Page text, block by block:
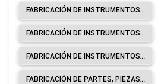
FABRICACIÓN DE INSTRUMENTOS DE CUERDA, INSTRUMENTOS DE CUERDA CON TECLADO, INCLUIDOS PIANOS AUTOMÁTICOS, GUITARRAS, ETCÉTERA.
FABRICACIÓN DE INSTRUMENTOS DE VIENTO: SILBATOS, CUERNOS DE LLAMADA Y OTROS INSTRUMENTOS SONOROS DE BOCA PARA LLAMADA, ACORDEONES E INSTRUMENTOS SIMILARES, INCLUIDAS ARMÓNICAS.
FABRICACIÓN DE INSTRUMENTOS DE PERCUSIÓN: TAMBORES, XILÓFONOS, CASTAÑUELAS, ETCÉTERA.
FABRICACIÓN DE PARTES, PIEZAS Y ACCESORIOS DE INSTRUMENTOS: METRÓNOMOS, DIAPASONES DE PERCUSIÓN Y DE BOCA, TARJETAS, DISCOS Y ROLLOS PARA INSTRUMENTOS MECÁNICOS AUTOMÁTICOS, ETCÉTERA.